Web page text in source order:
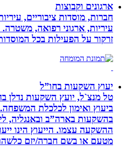
ארגונים וקבוצות
חברות, מוסדות ציבוריים, עיריות,
עיריות, ארגוני רפואה, משטרה.
זרקור על הפעילות בכל המוסדות
יעוץ השקעות בחו”ל
טל מנצ`ל, יועץ השקעות נדלן בחו”ל,
ביעוץ ואימון לכלכלת המשפחה.
בהשקעות בארה”ב ובאנגליה, ליווי
ההשקעה עצמו. הייעוץ הינו ייעוץ
מטעם או בשם חברה/יזם כלשהו.